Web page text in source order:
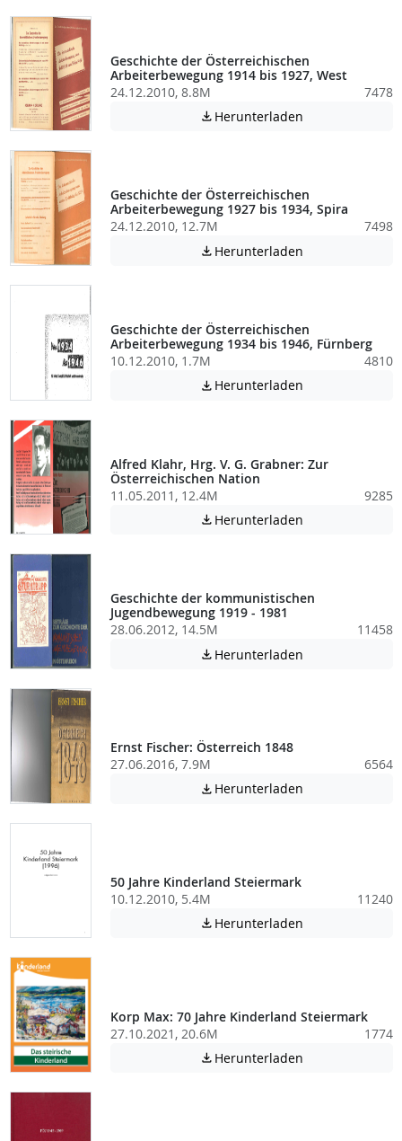
Geschichte der Österreichischen
Arbeiterbewegung 1914 bis 1927, West
24.12.2010, 8.8M
7478
 Herunterladen
Geschichte der Österreichischen
Arbeiterbewegung 1927 bis 1934, Spira
24.12.2010, 12.7M
7498
 Herunterladen
Geschichte der Österreichischen
Arbeiterbewegung 1934 bis 1946, Fürnberg
10.12.2010, 1.7M
4810
 Herunterladen
Alfred Klahr, Hrg. V. G. Grabner: Zur
Österreichischen Nation
11.05.2011, 12.4M
9285
 Herunterladen
Geschichte der kommunistischen
Jugendbewegung 1919 - 1981
28.06.2012, 14.5M
11458
 Herunterladen
Ernst Fischer: Österreich 1848
27.06.2016, 7.9M
6564
 Herunterladen
50 Jahre Kinderland Steiermark
10.12.2010, 5.4M
11240
 Herunterladen
Korp Max: 70 Jahre Kinderland Steiermark
27.10.2021, 20.6M
1774
 Herunterladen